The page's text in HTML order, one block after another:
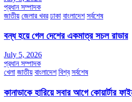
প্রধান সম্পাদক
জাতীয় জেলার খবর ঢাকা বাংলাদেশ সর্বশেষ
বন্ধ হয়ে গেল দেশের একমাত্র সচল রাডার
July 5, 2026
প্রধান সম্পাদক
খেলা জাতীয় বাংলাদেশ বিশ্ব সর্বশেষ
কানাডাকে হারিয়ে সবার আগে কোয়ার্টার